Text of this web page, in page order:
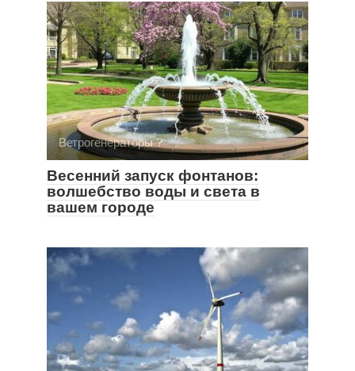
Ветрогенераторы ?
Весенний запуск фонтанов:
волшебство воды и света в
вашем городе